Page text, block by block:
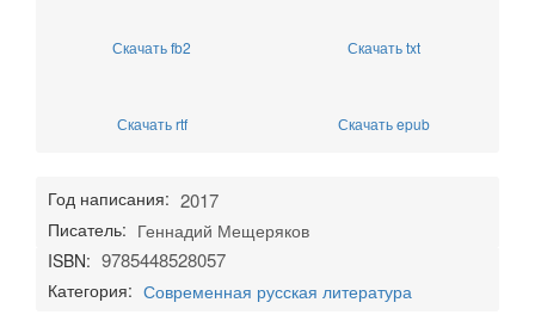
Скачать fb2 Скачать txt
Скачать rtf Скачать epub
Год написания: 2017
Писатель: Геннадий Мещеряков
ISBN: 9785448528057
Категория: Современная русская литература